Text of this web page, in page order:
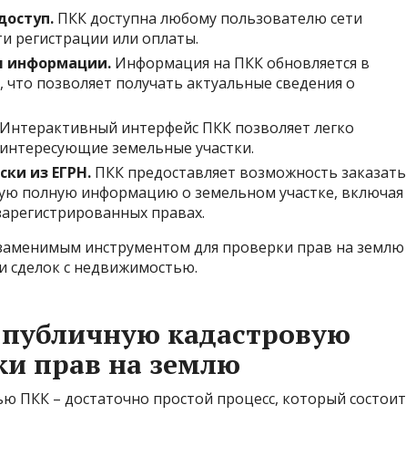
ПКК доступна любому пользователю сети
регистрации или оплаты.
информации. Информация на ПКК обновляется в
позволяет получать актуальные сведения о
Интерактивный интерфейс ПКК позволяет легко
земельные участки.
из ЕГРН. ПКК предоставляет возможность заказать
полную информацию о земельном участке, включая
правах.
инструментом для проверки прав на землю
сделок с недвижимостью.
кадастровую
прав на землю
– достаточно простой процесс, который состоит